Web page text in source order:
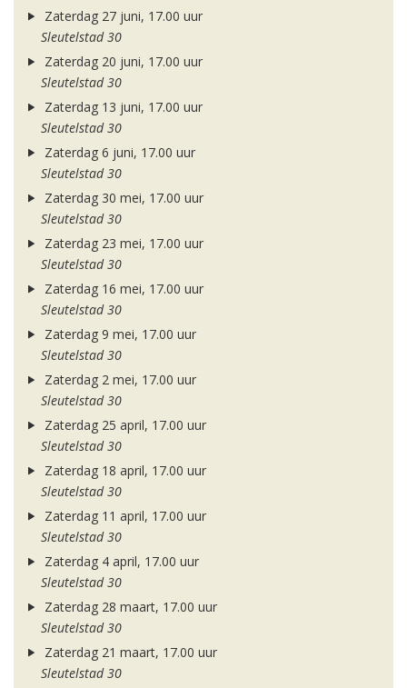
Zaterdag 27 juni, 17.00 uur
Sleutelstad 30
Zaterdag 20 juni, 17.00 uur
Sleutelstad 30
Zaterdag 13 juni, 17.00 uur
Sleutelstad 30
Zaterdag 6 juni, 17.00 uur
Sleutelstad 30
Zaterdag 30 mei, 17.00 uur
Sleutelstad 30
Zaterdag 23 mei, 17.00 uur
Sleutelstad 30
Zaterdag 16 mei, 17.00 uur
Sleutelstad 30
Zaterdag 9 mei, 17.00 uur
Sleutelstad 30
Zaterdag 2 mei, 17.00 uur
Sleutelstad 30
Zaterdag 25 april, 17.00 uur
Sleutelstad 30
Zaterdag 18 april, 17.00 uur
Sleutelstad 30
Zaterdag 11 april, 17.00 uur
Sleutelstad 30
Zaterdag 4 april, 17.00 uur
Sleutelstad 30
Zaterdag 28 maart, 17.00 uur
Sleutelstad 30
Zaterdag 21 maart, 17.00 uur
Sleutelstad 30